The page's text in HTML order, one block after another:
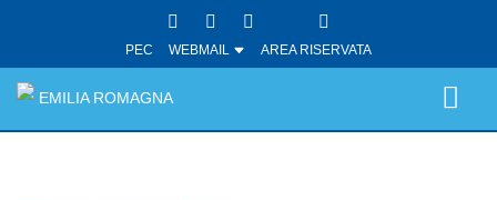
PEC WEBMAIL AREA RISERVATA
EMILIA ROMAGNA